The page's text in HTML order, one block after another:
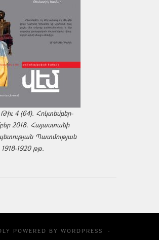
4 (64). Հոկտեմբեր-
2018. Հայաստանի
Պատմության
1920 թթ.
POWERED BY WORDPRESS
·